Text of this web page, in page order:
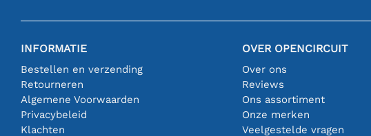
INFORMATIE
Bestellen en verzending
Retourneren
Algemene Voorwaarden
Privacybeleid
Klachten
OVER OPENCIRCUIT
Over ons
Reviews
Ons assortiment
Onze merken
Veelgestelde vragen